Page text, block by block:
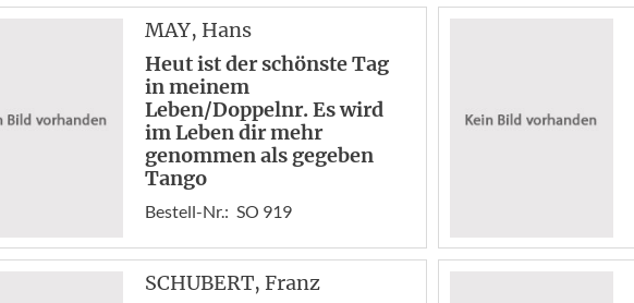
MAY, Hans
Heut ist der schönste Tag
in meinem
Leben/Doppelnr. Es wird
im Leben dir mehr
genommen als gegeben
Tango
Bestell-Nr.: SO 919
SCHUBERT, Franz